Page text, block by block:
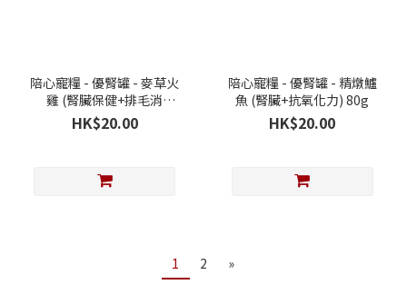
陪心寵糧 - 優腎罐 - 麥草火
雞 (腎臟保健+排毛消
化)80g
HK$20.00
陪心寵糧 - 優腎罐 - 精燉鱸
魚 (腎臟+抗氧化力) 80g
HK$20.00
1 2 »